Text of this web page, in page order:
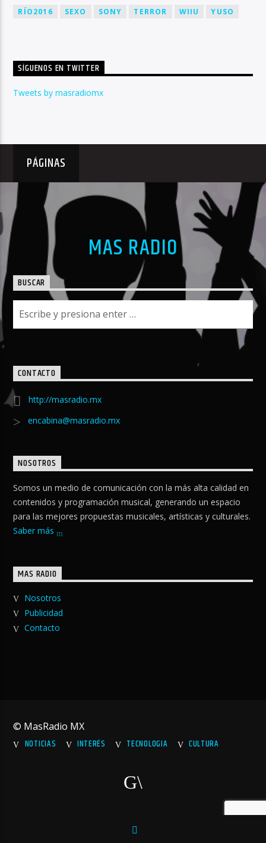
RÍO2016
SEXO SONY TERROR WIIU YUSO
SÍGUENOS EN TWITTER
Tweets by masradiomx
PÁGINAS
MAS RADIO
BUSCAR
CONTACTO
http://masradio.mx
encabina@masradio.mx
NOSOTROS
Somos un medio de comunicación con la más alta calidad en
contenidos y programación musical, generando un espacio
para las mejores propuestas musicales, artísticas y culturales.
Saber más
MAS RADIO
Nosotros
Publicidad
Contacto
© MasRadio MX
NOTICIAS
INTERÉS TECNOLOGIA CULTURA